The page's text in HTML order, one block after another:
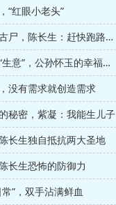
“红眼小老头”
第129章 恐怖的无名古尸，陈长生：赶快跑路呀！
第132章 稳赚不赔的“生意”，公孙怀玉的幸福生活
没有需求就创造需求
秘密，紫凝：我能生儿子
长生独自抵抗两大圣地
长生恐怖的防御力
”，双手沾满鲜血